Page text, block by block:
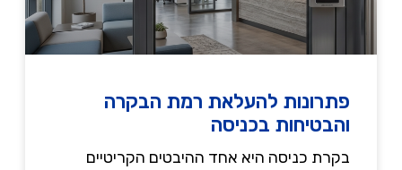
פתרונות להעלאת רמת הבקרה
והבטיחות בכניסה
בקרת כניסה היא אחד ההיבטים הקריטיים